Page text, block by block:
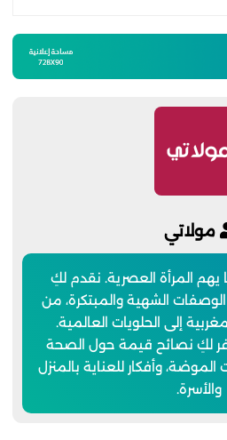
مولاتي
يهم المرأة العصرية. نقدم لكِ
الشهية والمبتكرة، من
إلى الحلويات العالمية.
لكِ نصائح قيمة حول الصحة
وأفكار للعناية بالمنزل
والأسرة.